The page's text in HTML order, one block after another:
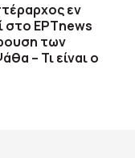
εν
στο ΕΡΤnews
των
– Τι είναι ο